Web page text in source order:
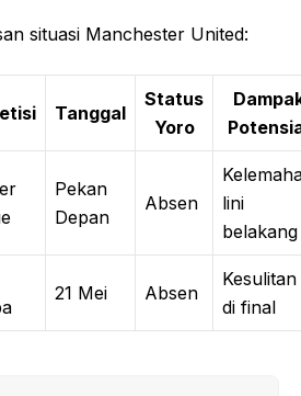
situasi Manchester United:
Tanggal
Status
Yoro
Pekan
Depan
Absen
lini
belakang
21 Mei Absen
Kesulitan
di final